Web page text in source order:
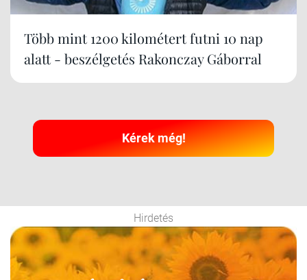
Több mint 1200 kilométert futni 10 nap
alatt - beszélgetés Rakonczay Gáborral
Kérek még!
Hirdetés